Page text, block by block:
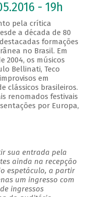
- 19h
pela crítica
a década de 80
formações
no Brasil. Em
2004, os músicos
Bellinati, Teco
em
clássicos brasileiros.
renomados festivais
por Europa,
sua entrada pela
ainda na recepção
espetáculo, a partir
um ingresso com
ingressos